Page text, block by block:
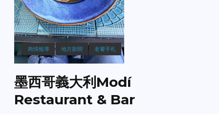
商情報導 地方新聞 老饕手札
墨西哥義大利Modí
Restaurant & Bar